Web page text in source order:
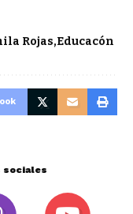
Rojas Educacón
sociales